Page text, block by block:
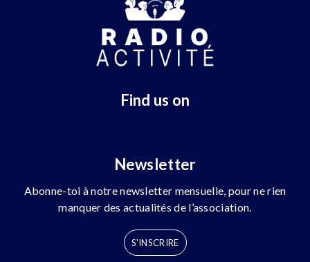
Find us on
Newsletter
Abonne-toi à notre newsletter mensuelle, pour ne rien
manquer des actualités de l’association.
S'INSCRIRE